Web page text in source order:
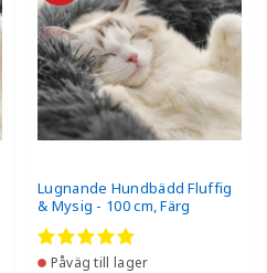
Lugnande Hundbädd Fluffig
& Mysig - 100 cm, Färg
Påväg till lager